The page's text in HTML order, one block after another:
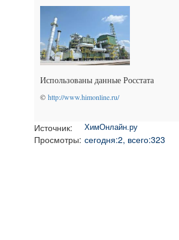
Использованы данные Росстата
© http://www.himonline.ru/
Источник: ХимОнлайн.ру
Просмотры: сегодня:2, всего:323